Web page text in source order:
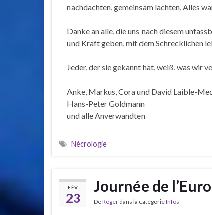
nachdachten, gemeinsam lachten, Alles
Danke an alle, die uns nach diesem
und Kraft geben, mit dem Schrecklichen
Jeder, der sie gekannt hat, weiß, was wir
Anke, Markus, Cora und David Laible-
Hans-Peter Goldmann
und alle Anverwandten
Nécrologie
FÉV
23
Journée de
DeRoger dans la catégorieInfos